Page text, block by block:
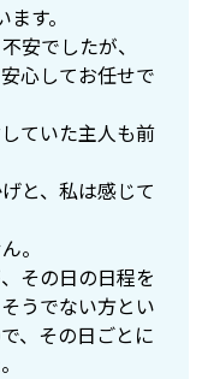
す。
安でしたが、
心してお任せで
ていた主人も前
と、私は感じて
。
その日の日程を
うでない方とい
、その日ごとに